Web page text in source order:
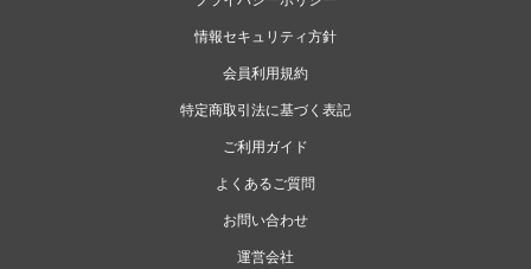
情報セキュリティ方針
会員利用規約
特定商取引法に基づく表記
ご利用ガイド
よくあるご質問
お問い合わせ
運営会社